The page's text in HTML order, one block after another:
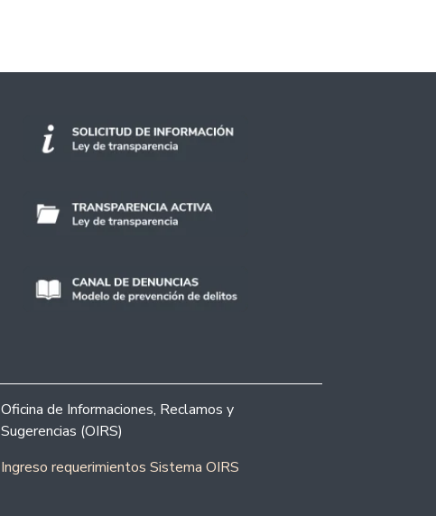
Oficina de Informaciones, Reclamos y
Sugerencias (OIRS)
Ingreso requerimientos Sistema OIRS